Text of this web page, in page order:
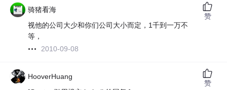
骑猪看海
视他的公司大少和你们公司大小而定，1千到一万不
等，
2010-09-08
赞
HooverHuang
赞